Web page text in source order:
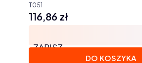
T051
Cena
116,86 zł
ZAPISZ
DO KOSZYKA